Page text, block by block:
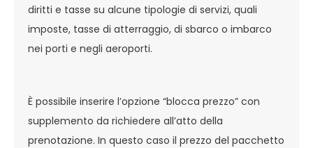
diritti e tasse su alcune tipologie di servizi, quali
imposte, tasse di atterraggio, di sbarco o imbarco
nei porti e negli aeroporti.
È possibile inserire l’opzione “blocca prezzo” con
supplemento da richiedere all’atto della
prenotazione. In questo caso il prezzo del pacchetto